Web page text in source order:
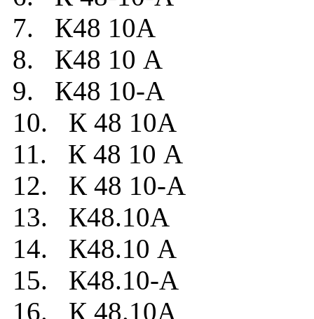
7. К48 10А
8. К48 10 А
9. К48 10-А
10. К 48 10А
11. К 48 10 А
12. К 48 10-А
13. К48.10А
14. К48.10 А
15. К48.10-А
16. К 48.10А